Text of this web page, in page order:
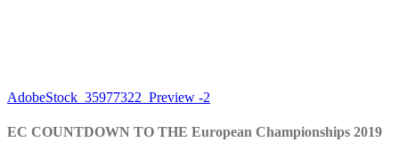
Beitragsnavigation
AdobeStock_35977322_Preview -2
EC COUNTDOWN TO THE European Championships 2019